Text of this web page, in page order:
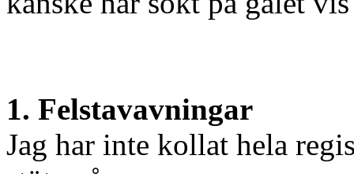
1. Felstavavningar
Jag har inte kollat hela